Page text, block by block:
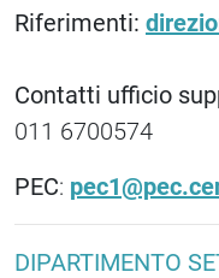
Riferimenti:
Contatti ufficio
011 6700574
PEC:
DIPARTIMENTO